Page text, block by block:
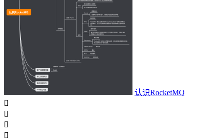
认识RocketMQ



